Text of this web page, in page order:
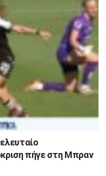
πήγε στη Μπραν